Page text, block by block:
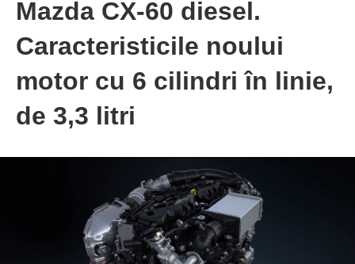
Mazda CX-60 diesel.
Caracteristicile noului
motor cu 6 cilindri în linie,
de 3,3 litri